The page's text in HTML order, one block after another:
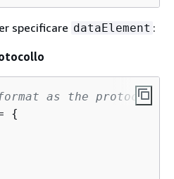
specificare dataElement :
as the protocol
{